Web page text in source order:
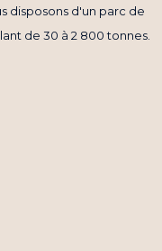
disposons d'un parc de
de 30 à 2 800 tonnes.